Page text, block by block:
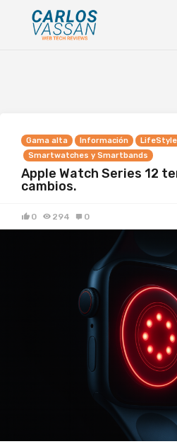
Gama alta Información LifeStyle
Smartwatches y Smartbands
Apple Watch Series 12
cambios.
0 294 0